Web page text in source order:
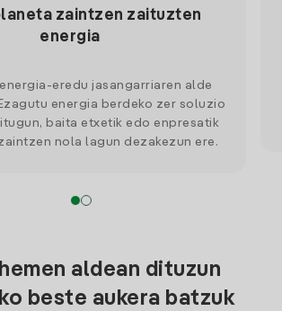
zaintzen zaituzten
energia
eredu jasangarriaren alde
energia berdeko zer soluzio
baita etxetik edo enpresatik
nola lagun dezakezun ere.
aldean dituzun
beste aukera batzuk